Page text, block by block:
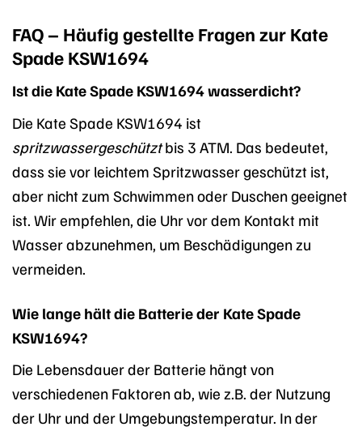
FAQ – Häufig gestellte Fragen zur Kate
Spade KSW1694
Ist die Kate Spade KSW1694 wasserdicht?
Die Kate Spade KSW1694 ist
spritzwassergeschütztbis 3 ATM. Das bedeutet,
dass sie vor leichtem Spritzwasser geschützt ist,
aber nicht zum Schwimmen oder Duschen geeignet
ist. Wir empfehlen, die Uhr vor dem Kontakt mit
Wasser abzunehmen, um Beschädigungen zu
vermeiden.
Wie lange hält die Batterie der Kate Spade
KSW1694?
Die Lebensdauer der Batterie hängt von
verschiedenen Faktoren ab, wie z.B. der Nutzung
der Uhr und der Umgebungstemperatur. In der